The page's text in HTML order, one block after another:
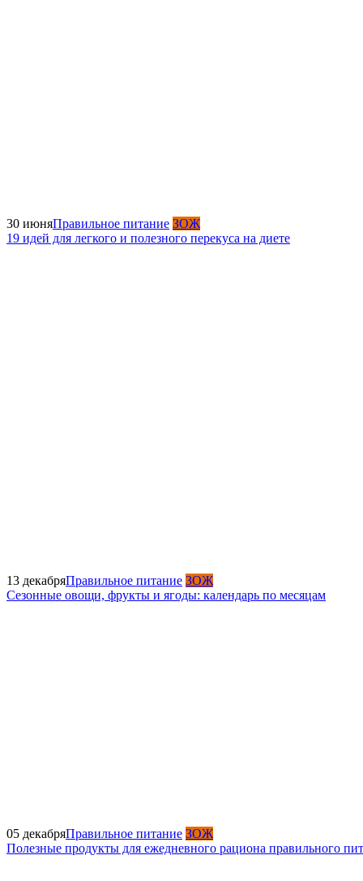
30 июняПравильное питание ЗОЖ
19 идей для легкого и полезного перекуса на диете
13 декабряПравильное питание ЗОЖ
Сезонные овощи, фрукты и ягоды: календарь по месяцам
05 декабряПравильное питание ЗОЖ
Полезные продукты для ежедневного рациона правильного